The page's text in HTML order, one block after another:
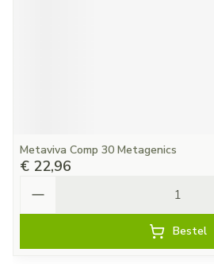
Metaviva Comp 30 Metagenics
€ 22,96
Bestel